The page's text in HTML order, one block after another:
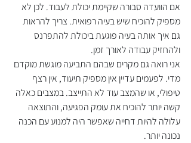
אם הוועדה סבורה שקיימת יכולת לעבוד. לכן לא
מספיק להוכיח שיש בעיה רפואית. צריך להראות
גם איך אותה בעיה פוגעת ביכולת להתפרנס
ולהחזיק עבודה לאורך זמן.
אני רואה גם מקרים שבהם התביעה מוגשת מוקדם
מדי. לפעמים עדיין אין מספיק תיעוד, אין רצף
טיפולי, או שהמצב עוד לא התייצב. במצבים כאלה
קשה יותר להוכיח את עומק הפגיעה, והתוצאה
עלולה להיות דחייה שאפשר היה למנוע עם הכנה
נכונה יותר.